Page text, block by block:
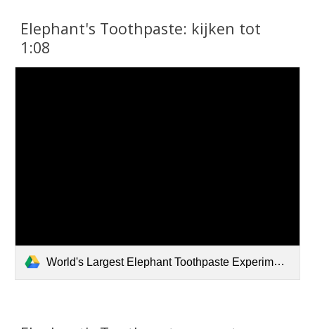
Elephant's Toothpaste: kijken tot
1:08
World's Largest Elephant Toothpaste Experiment.mp4